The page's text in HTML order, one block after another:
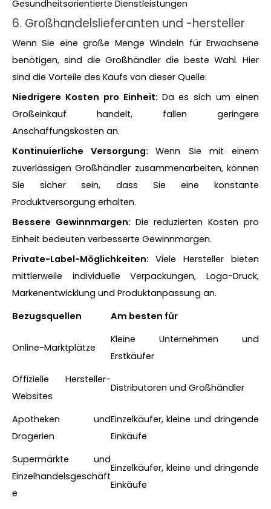
Gesundheitsorientierte Dienstleistungen
6. Großhandelslieferanten und -hersteller
Wenn Sie eine große Menge Windeln für Erwachsene
benötigen, sind die Großhändler die beste Wahl. Hier
sind die Vorteile des Kaufs von dieser Quelle:
Niedrigere Kosten pro Einheit: Da es sich um einen
Großeinkauf handelt, fallen geringere
Anschaffungskosten an.
Kontinuierliche Versorgung:Wenn Sie mit einem
zuverlässigen Großhändler zusammenarbeiten, können
Sie sicher sein, dass Sie eine konstante
Produktversorgung erhalten.
Bessere Gewinnmargen: Die reduzierten Kosten pro
Einheit bedeuten verbesserte Gewinnmargen.
Private-Label-Möglichkeiten: Viele Hersteller bieten
mittlerweile individuelle Verpackungen, Logo-Druck,
Markenentwicklung und Produktanpassung an.
Bezugsquellen
Am besten für
Online-Marktplätze
Kleine Unternehmen und
Erstkäufer
Offizielle Hersteller-
Websites
Distributoren und Großhändler
Apotheken und
Drogerien
Einzelkäufer, kleine und dringende
Einkäufe
Supermärkte und
Einzelhandelsgeschäft
e
Einzelkäufer, kleine und dringende
Einkäufe